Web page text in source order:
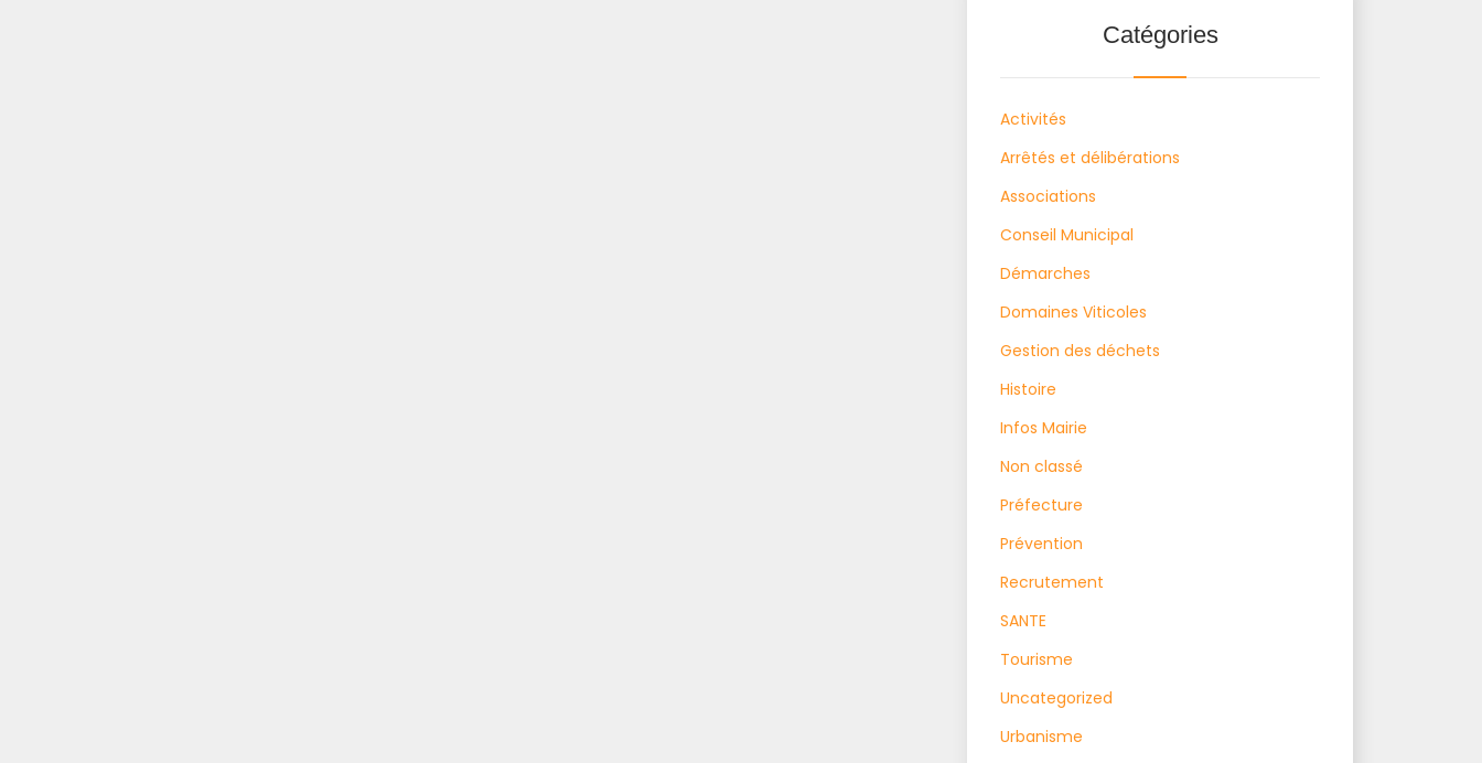
Catégories
Activités
Arrêtés et délibérations
Associations
Conseil Municipal
Démarches
Domaines Viticoles
Gestion des déchets
Histoire
Infos Mairie
Non classé
Préfecture
Prévention
Recrutement
SANTE
Tourisme
Uncategorized
Urbanisme